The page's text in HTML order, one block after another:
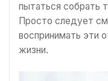
пытаться собрать
Просто следует
воспринимать эти
жизни.